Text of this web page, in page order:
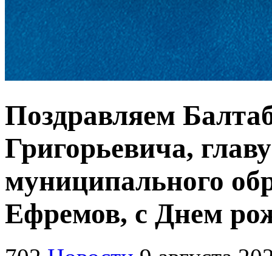
Поздравляем
Григорьевича,
муниципального
Ефремов, с Днем